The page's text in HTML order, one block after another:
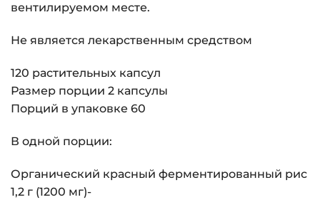
вентилируемом месте.
Не является лекарственным средством
120 растительных капсул
Размер порции 2 капсулы
Порций в упаковке 60
В одной порции:
Органический красный ферментированный рис
1,2 г (1200 мг)-